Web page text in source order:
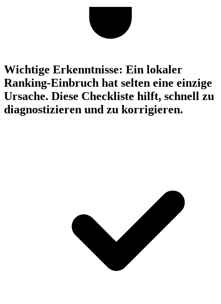
Wichtige Erkenntnisse: Ein lokaler
Ranking-Einbruch hat selten eine einzige
Ursache. Diese Checkliste hilft, schnell zu
diagnostizieren und zu korrigieren.